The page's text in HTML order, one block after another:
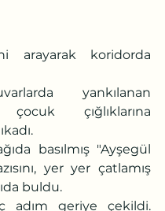
çığlıklarına
yer yer çatlamış
buldu.